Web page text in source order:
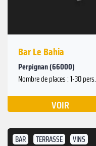
Bar Le Bahia
Perpignan (66000)
Nombre de places : 1-30 pers.
VOIR
BAR TERRASSE VINS